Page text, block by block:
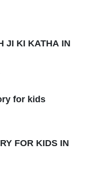
JI KI KATHA IN
for kids
FOR KIDS IN